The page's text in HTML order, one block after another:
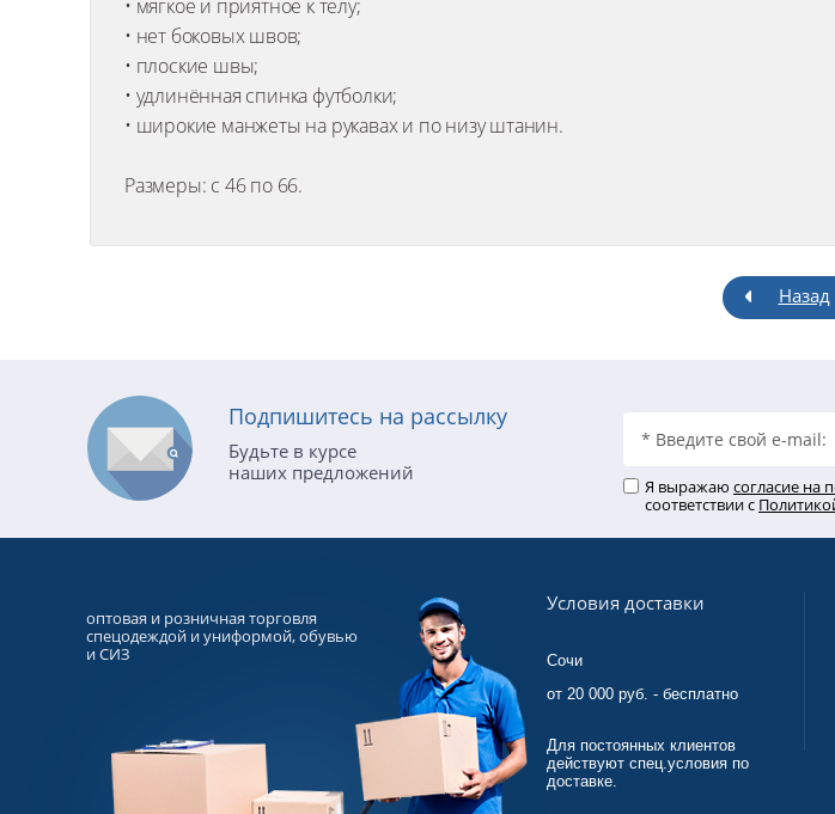
• мягкое и приятное к телу;
• нет боковых швов;
• плоские швы;
• удлинённая спинка футболки;
• широкие манжеты на рукавах и по низу штанин.
Размеры: с 46 по 66.
Назад
Подпишитесь на рассылку
Будьте в курсе
наших предложений
Я выражаю согласие на
соответствии с
оптовая и розничная торговля
спецодеждой и униформой, обувью
и СИЗ
Условия доставки
Сочи
от 20 000 руб. - бесплатно
Для постоянных клиентов
действуют спец.условия по
доставке.